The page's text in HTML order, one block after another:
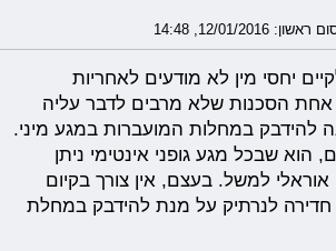
12/01/2016, 14:48
יחסי מין לא מודעים לאחריות
הסכנות שלא מרבים לדבר עליה
להידבק במחלות המועברות במגע מיני.
הוא שבכל מגע גופני אינטימי ניתן
אוראלי למשל. בעצם, אין צורך בקיום
חדירה לנרתיק על מנת להידבק במחלת